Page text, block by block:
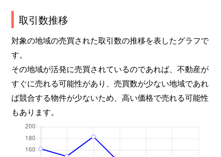
取引数推移
対象の地域の売買された取引数の推移を表したグラフで
す。
その地域が活発に売買されているのであれば、不動産が
すぐに売れる可能性があり、売買数が少ない地域であれ
ば競合する物件が少ないため、高い価格で売れる可能性
もあります。